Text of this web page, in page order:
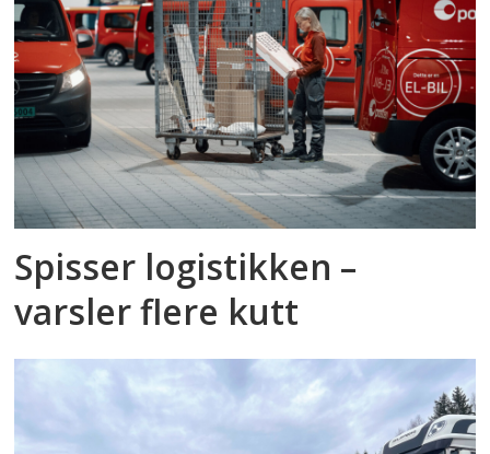
Spisser logistikken –
varsler flere kutt